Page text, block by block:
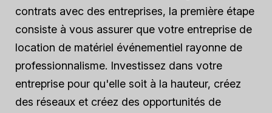
contrats avec des entreprises, la première étape
consiste à vous assurer que votre entreprise de
location de matériel événementiel rayonne de
professionnalisme. Investissez dans votre
entreprise pour qu'elle soit à la hauteur, créez
des réseaux et créez des opportunités de